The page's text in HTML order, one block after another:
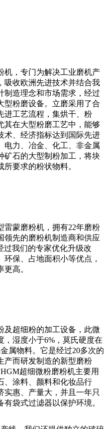
机，专门为解决工业磨机产
吸收欧洲先进技术并结合我
制造理念和市场需求，经过
型粉磨设备。立磨采用了合
进工艺流程，集烘干、粉
其在大型粉磨工艺中，能够
术、经济指标达到国际先进
电力、冶金、化工、非金属
矿石的大型制粉加工，将块
要求的粉状物料。
雷蒙磨粉机，拥有22年磨粉
领先的磨粉机制造商和供应
过我们的专家优化升级改
保、占地面积小等优点，
高。
及超细粉的加工设备，此微
，湿度小于6%，莫氏硬度在
属物料。它是经过20多次的
产而研发制造的新型磨粉
超细微粉磨粉机主要用
、涂料、颜料和化妆品行
实惠、产量大，并且一年只
袋式过滤器以保护环境。